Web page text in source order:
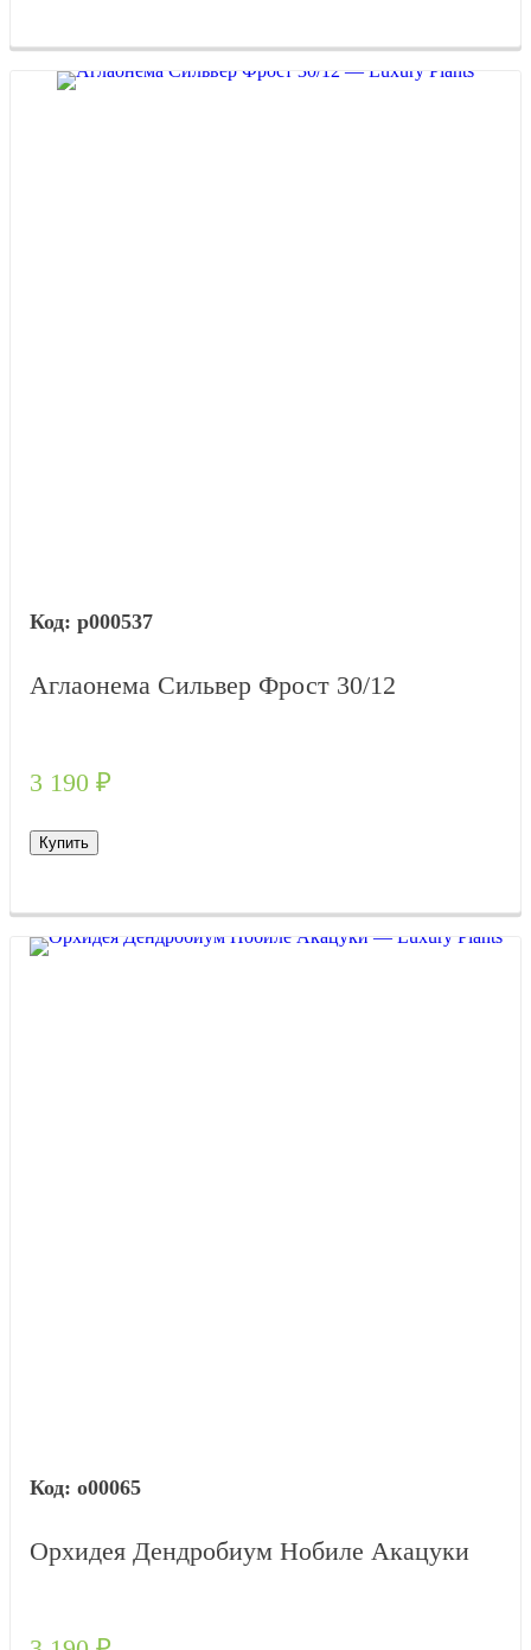
р000537
Аглаонема Сильвер Фрост 30/12
3 190 ₽
Купить
о00065
Орхидея Дендробиум Нобиле Акацуки